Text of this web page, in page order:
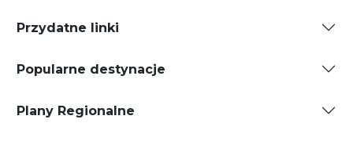
Przydatne linki
Popularne destynacje
Plany Regionalne